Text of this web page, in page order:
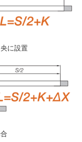
に設置